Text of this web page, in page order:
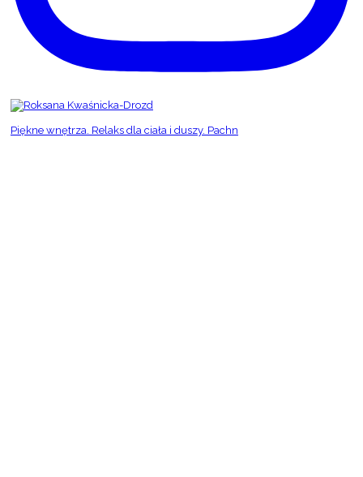
Piękne wnętrza. Relaks dla ciała i duszy. Pachn